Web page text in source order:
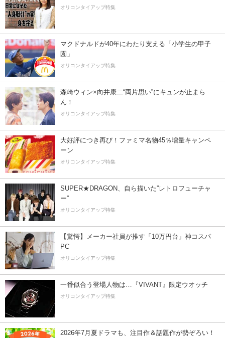
オリコンタイアップ特集
マクドナルドが40年にわたり支える「小学生の甲子
園」
オリコンタイアップ特集
森崎ウィン×向井康二“両片思い”にキュンが止まら
ん！
オリコンタイアップ特集
大好評につき再び！ファミマ名物45％増量キャンペ
ーン
オリコンタイアップ特集
SUPER★DRAGON、自ら描いた”レトロフューチャ
ー”
オリコンタイアップ特集
【驚愕】メーカー社員が推す「10万円台」神コスパ
PC
オリコンタイアップ特集
一番似合う登場人物は…『VIVANT』限定ウオッチ
オリコンタイアップ特集
2026年7月夏ドラマも、注目作＆話題作が勢ぞろい！